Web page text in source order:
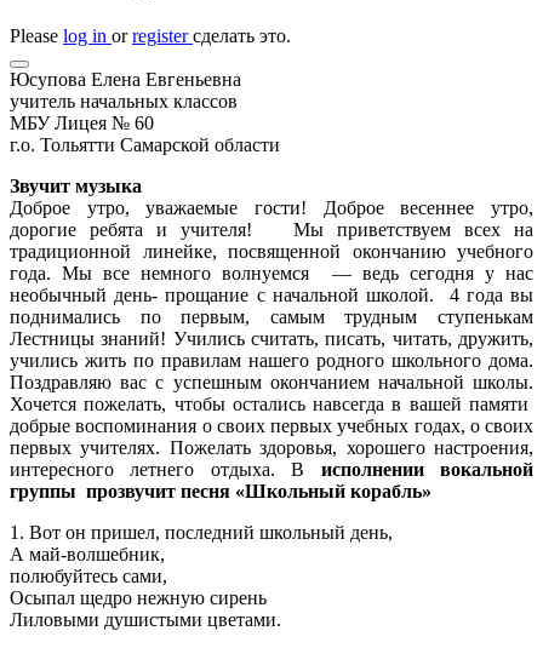
Please log in orregisterсделать это.
Юсупова Елена Евгеньевна
учитель начальных классов
МБУ Лицея № 60
г.о. Тольятти Самарской области
Звучит музыка
Доброе утро, уважаемые гости! Доброе весеннее утро,
дорогие ребята и учителя! Мы приветствуем всех на
традиционной линейке, посвященной окончанию учебного
года. Мы все немного волнуемся — ведь сегодня у нас
необычный день- прощание с начальной школой. 4 года вы
поднимались по первым, самым трудным ступенькам
Лестницы знаний! Учились считать, писать, читать, дружить,
учились жить по правилам нашего родного школьного дома.
Поздравляю вас с успешным окончанием начальной школы.
Хочется пожелать, чтобы остались навсегда в вашей памяти
добрые воспоминания о своих первых учебных годах, о своих
первых учителях. Пожелать здоровья, хорошего настроения,
интересного летнего отдыха. В исполнении вокальной
группы прозвучит песня «Школьный корабль»
1. Вот он пришел, последний школьный день,
А май-волшебник,
полюбуйтесь сами,
Осыпал щедро нежную сирень
Лиловыми душистыми цветами.